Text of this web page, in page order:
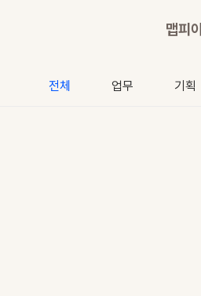
맵피
전체 업무 기획